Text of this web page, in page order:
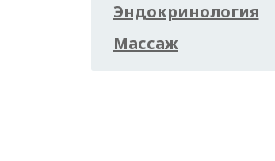
Эндокринология
Массаж